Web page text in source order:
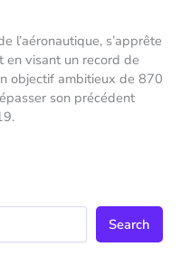
l’aéronautique, s’apprête
en visant un record de
objectif ambitieux de 870
son précédent
Search